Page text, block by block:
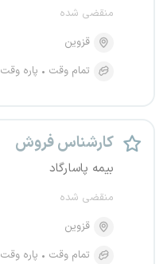
منقضی شده
قزوین
تمام وقت
پاره وقت
کارشناس فروش
بیمه پاسارگاد
منقضی شده
قزوین
تمام وقت
پاره وقت